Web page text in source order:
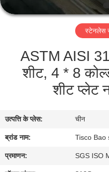
गुणवत्ता
संपर्क
एक
उद्धरण
स्टेनलेस
ASTM AISI
शीट, 4 * 8
शीट प्लेट
उत्पत्ति के प्लेस: चीन
ब्रांड नाम: Tisco Bao
प्रमाणन: SGS ISO